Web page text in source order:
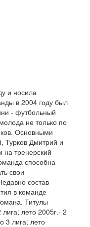
и носила
в 2004 году был
- футбольный
не только по
Основными
Турков Дмитрий и
тренерский
способна
свои
состав
в команде
Титулы
лето 2005г.- 2
3 лига; лето